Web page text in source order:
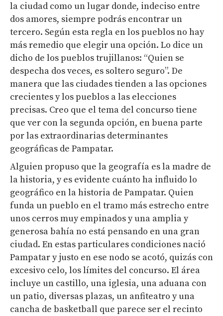
la ciudad como un lugar donde, indeciso entre
dos amores, siempre podrás encontrar un
tercero. Según esta regla en los pueblos no hay
más remedio que elegir una opción. Lo dice un
dicho de los pueblos trujillanos: “Quien se
despecha dos veces, es soltero seguro”. De
manera que las ciudades tienden a las opciones
crecientes y los pueblos a las elecciones
precisas. Creo que el tema del concurso tiene
que ver con la segunda opción, en buena parte
por las extraordinarias determinantes
geográficas de Pampatar.
Alguien propuso que la geografía es la madre de
la historia, y es evidente cuánto ha influido lo
geográfico en la historia de Pampatar. Quien
funda un pueblo en el tramo más estrecho entre
unos cerros muy empinados y una amplia y
generosa bahía no está pensando en una gran
ciudad. En estas particulares condiciones nació
Pampatar y justo en ese nodo se acotó, quizás con
excesivo celo, los límites del concurso. El área
incluye un castillo, una iglesia, una aduana con
un patio, diversas plazas, un anfiteatro y una
cancha de basketball que parece ser el recinto